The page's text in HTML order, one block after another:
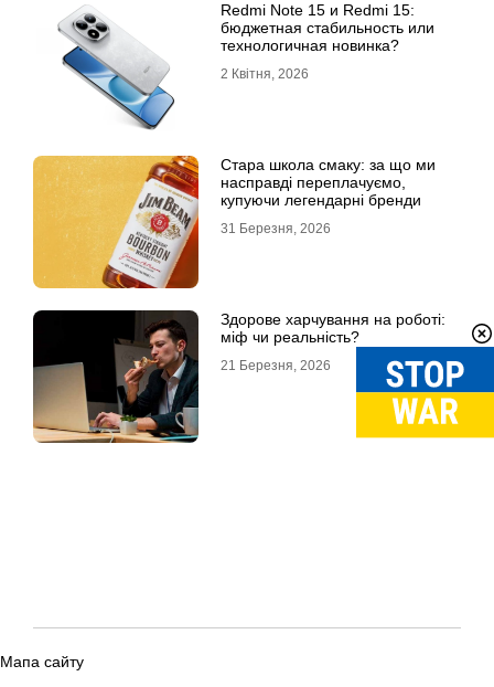
Redmi Note 15 и Redmi 15:
бюджетная стабильность или
технологичная новинка?
2 Квітня, 2026
Стара школа смаку: за що ми
насправді переплачуємо,
купуючи легендарні бренди
31 Березня, 2026
Здорове харчування на роботі:
міф чи реальність?
21 Березня, 2026
Мапа сайту